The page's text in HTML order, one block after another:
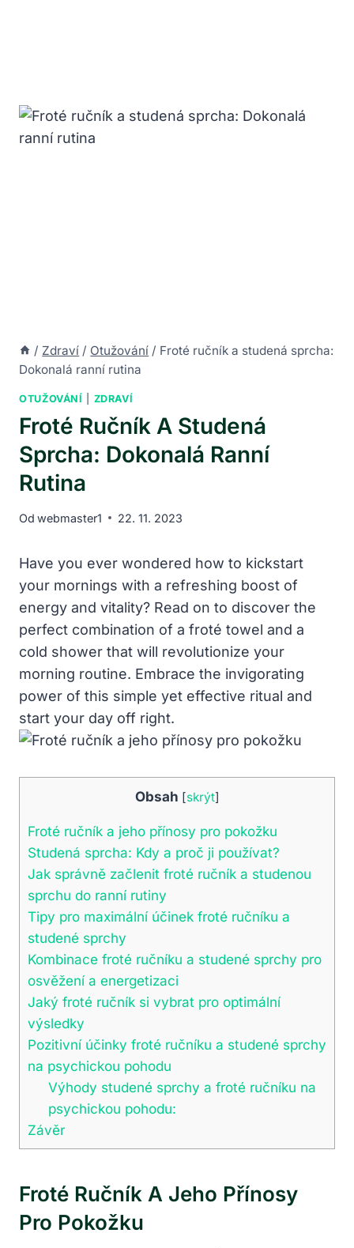
/ Zdraví / Otužování / Froté ručník a studená sprcha:
Dokonalá ranní rutina
OTUŽOVÁNÍ ZDRAVÍ
Froté Ručník A Studená
Sprcha: Dokonalá Ranní
Rutina
Od webmaster1 22. 11. 2023
Have you ever wondered how to kickstart
your mornings with a refreshing boost of
energy and vitality? Read on to discover the
perfect combination of a froté towel and a
cold shower that will revolutionize your
morning routine. Embrace the invigorating
power of this simple yet effective ritual and
start your day off right.
Obsah [skrýt]
Froté ručník a jeho přínosy pro pokožku
Studená sprcha: Kdy a proč ji používat?
Jak správně začlenit froté ručník a studenou
sprchu do ranní rutiny
Tipy pro maximální účinek froté ručníku a
studené sprchy
Kombinace froté ručníku a studené sprchy pro
osvěžení a energetizaci
Jaký froté ručník si vybrat pro optimální
výsledky
Pozitivní účinky froté ručníku a studené sprchy
na psychickou pohodu
Výhody studené sprchy a froté ručníku na
psychickou pohodu:
Závěr
Froté Ručník A Jeho Přínosy
Pro Pokožku